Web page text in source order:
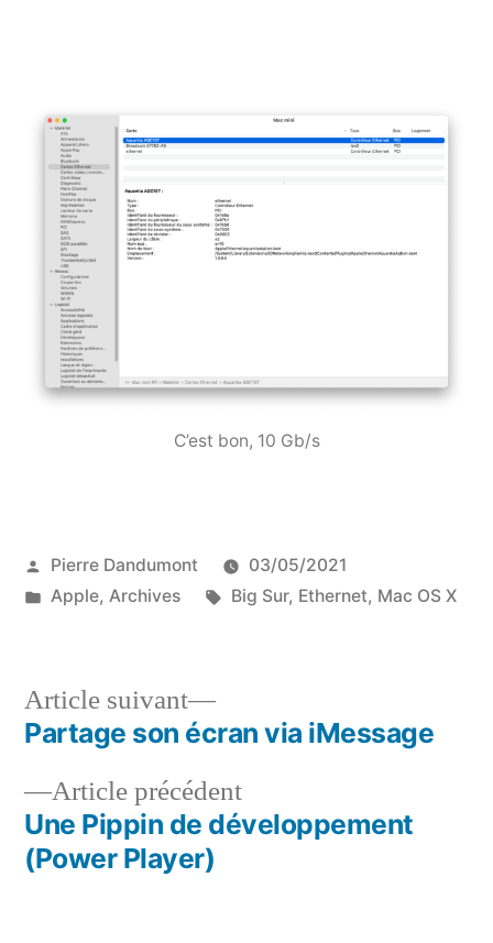
C’est bon, 10 Gb/s
Publié
par
Pierre Dandumont
03/05/2021
Publié
Apple, Archives Étiquettes :
Big Sur, Ethernet, Mac OS X
Navigation
de
l’article
Article précédentArticle
précédent :
Une Pippin de développement
(Power Player)
Article suivant
Article
suivant :
Partage son écran via iMessage